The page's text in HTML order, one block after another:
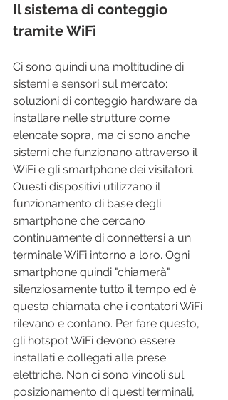
Il sistema di conteggio
tramite WiFi
Ci sono quindi una moltitudine di
sistemi e sensori sul mercato:
soluzioni di conteggio hardware da
installare nelle strutture come
elencate sopra, ma ci sono anche
sistemi che funzionano attraverso il
WiFi e gli smartphone dei visitatori.
Questi dispositivi utilizzano il
funzionamento di base degli
smartphone che cercano
continuamente di connettersi a un
terminale WiFi intorno a loro. Ogni
smartphone quindi "chiamerà"
silenziosamente tutto il tempo ed è
questa chiamata che i contatori WiFi
rilevano e contano. Per fare questo,
gli hotspot WiFi devono essere
installati e collegati alle prese
elettriche. Non ci sono vincoli sul
posizionamento di questi terminali,